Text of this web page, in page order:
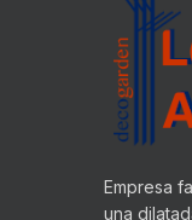
Empresa
una